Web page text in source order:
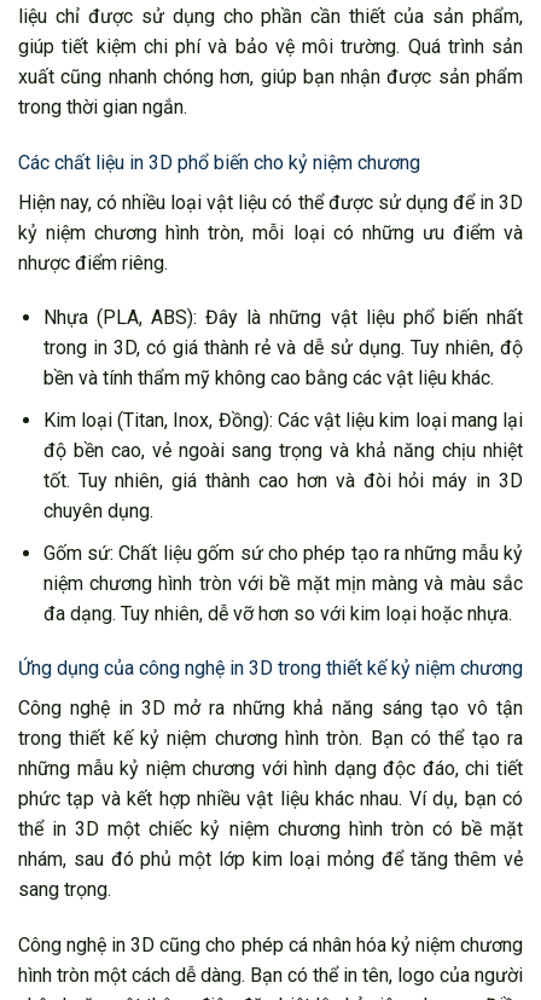
liệu chỉ được sử dụng cho phần cần thiết của sản phẩm,
giúp tiết kiệm chi phí và bảo vệ môi trường. Quá trình sản
xuất cũng nhanh chóng hơn, giúp bạn nhận được sản phẩm
trong thời gian ngắn.
Các chất liệu in 3D phổ biến cho kỷ niệm chương
Hiện nay, có nhiều loại vật liệu có thể được sử dụng để in 3D
kỷ niệm chương hình tròn, mỗi loại có những ưu điểm và
nhược điểm riêng.
Nhựa (PLA, ABS): Đây là những vật liệu phổ biến nhất
trong in 3D, có giá thành rẻ và dễ sử dụng. Tuy nhiên, độ
bền và tính thẩm mỹ không cao bằng các vật liệu khác.
Kim loại (Titan, Inox, Đồng): Các vật liệu kim loại mang lại
độ bền cao, vẻ ngoài sang trọng và khả năng chịu nhiệt
tốt. Tuy nhiên, giá thành cao hơn và đòi hỏi máy in 3D
chuyên dụng.
Gốm sứ: Chất liệu gốm sứ cho phép tạo ra những mẫu kỷ
niệm chương hình tròn với bề mặt mịn màng và màu sắc
đa dạng. Tuy nhiên, dễ vỡ hơn so với kim loại hoặc nhựa.
Ứng dụng của công nghệ in 3D trong thiết kế kỷ niệm chương
Công nghệ in 3D mở ra những khả năng sáng tạo vô tận
trong thiết kế kỷ niệm chương hình tròn. Bạn có thể tạo ra
những mẫu kỷ niệm chương với hình dạng độc đáo, chi tiết
phức tạp và kết hợp nhiều vật liệu khác nhau. Ví dụ, bạn có
thể in 3D một chiếc kỷ niệm chương hình tròn có bề mặt
nhám, sau đó phủ một lớp kim loại mỏng để tăng thêm vẻ
sang trọng.
Công nghệ in 3D cũng cho phép cá nhân hóa kỷ niệm chương
hình tròn một cách dễ dàng. Bạn có thể in tên, logo của người